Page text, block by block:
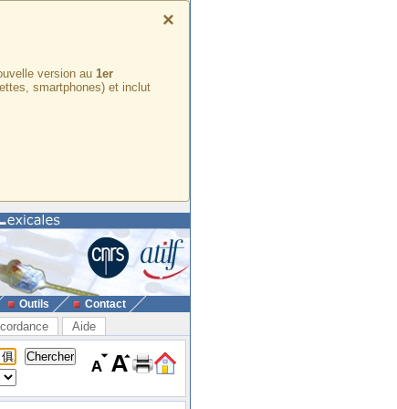
×
version au 1er
smartphones) et inclut
Outils Contact
Aide